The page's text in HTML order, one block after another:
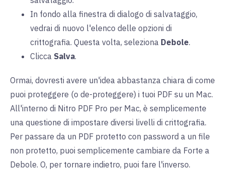
In fondo alla finestra di dialogo di salvataggio,
vedrai di nuovo l'elenco delle opzioni di
crittografia. Questa volta, seleziona Debole.
Clicca Salva.
Ormai, dovresti avere un'idea abbastanza chiara di come
puoi proteggere (o de-proteggere) i tuoi PDF su un Mac.
All'interno di Nitro PDF Pro per Mac, è semplicemente
una questione di impostare diversi livelli di crittografia.
Per passare da un PDF protetto con password a un file
non protetto, puoi semplicemente cambiare da Forte a
Debole. O, per tornare indietro, puoi fare l'inverso.